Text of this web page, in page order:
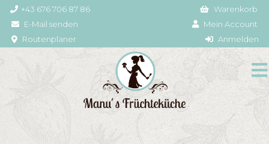
+43 676 706 87 86
E-Mail senden
Routenplaner
Warenkorb
Mein Account
Anmelden